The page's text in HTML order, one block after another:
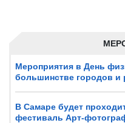
Мероприятия в День
большинстве городов и
В Самаре будет
фестиваль Арт-